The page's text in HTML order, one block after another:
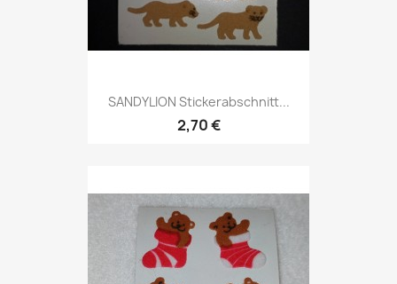
SANDYLION Stickerabschnitt...
2,70 €